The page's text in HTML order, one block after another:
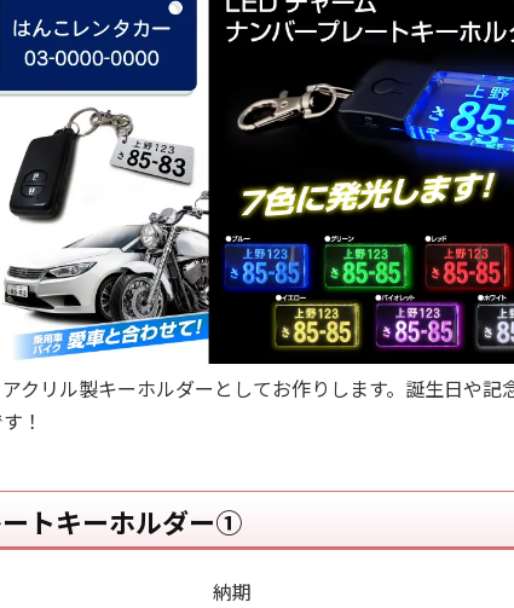
クリル製キーホルダーとしてお作りします。誕生日や記
！
トキーホルダー①
納期